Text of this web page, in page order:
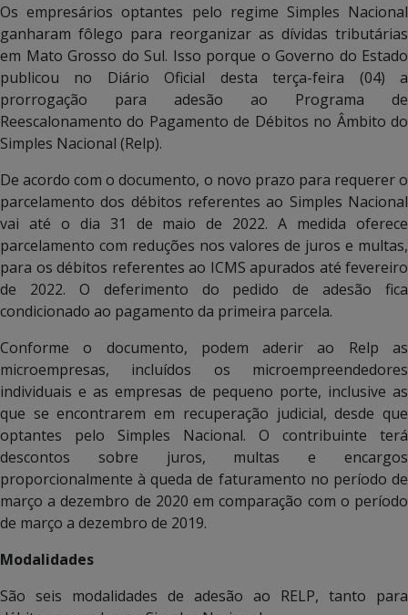
Os empresários optantes pelo regime Simples Nacional
ganharam fôlego para reorganizar as dívidas tributárias
em Mato Grosso do Sul. Isso porque o Governo do Estado
publicou no Diário Oficial desta terça-feira (04) a
prorrogação para adesão ao Programa de
Reescalonamento do Pagamento de Débitos no Âmbito do
Simples Nacional (Relp).
De acordo com o documento, o novo prazo para requerer o
parcelamento dos débitos referentes ao Simples Nacional
vai até o dia 31 de maio de 2022. A medida oferece
parcelamento com reduções nos valores de juros e multas,
para os débitos referentes ao ICMS apurados até fevereiro
de 2022. O deferimento do pedido de adesão fica
condicionado ao pagamento da primeira parcela.
Conforme o documento, podem aderir ao Relp as
microempresas, incluídos os microempreendedores
individuais e as empresas de pequeno porte, inclusive as
que se encontrarem em recuperação judicial, desde que
optantes pelo Simples Nacional. O contribuinte terá
descontos sobre juros, multas e encargos
proporcionalmente à queda de faturamento no período de
março a dezembro de 2020 em comparação com o período
de março a dezembro de 2019.
Modalidades
São seis modalidades de adesão ao RELP, tanto para